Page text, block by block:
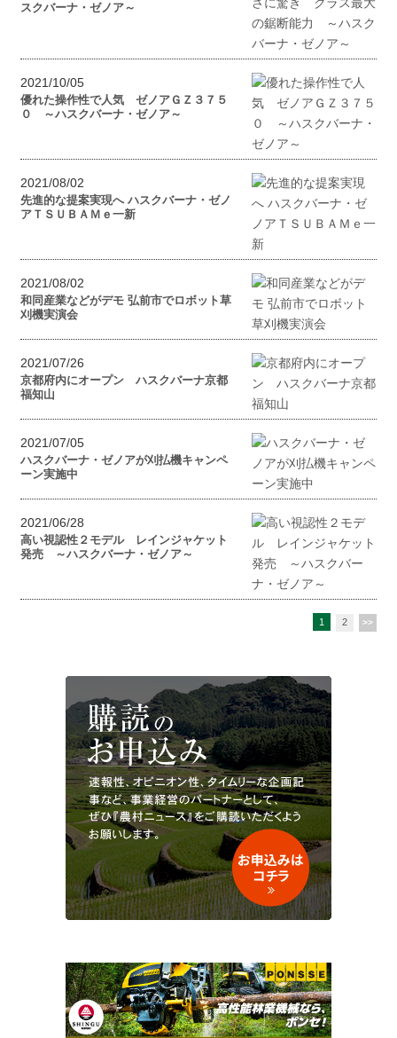
スクバーナ・ゼノア～
2021/10/05
優れた操作性で人気 ゼノアＧＺ３７５
０ ～ハスクバーナ・ゼノア～
2021/08/02
先進的な提案実現へ ハスクバーナ・ゼノ
アＴＳＵＢＡＭｅ一新
2021/08/02
和同産業などがデモ 弘前市でロボット草
刈機実演会
2021/07/26
京都府内にオープン ハスクバーナ京都
福知山
2021/07/05
ハスクバーナ・ゼノアが刈払機キャンペ
ーン実施中
2021/06/28
高い視認性２モデル レインジャケット
発売 ～ハスクバーナ・ゼノア～
1 2 >>